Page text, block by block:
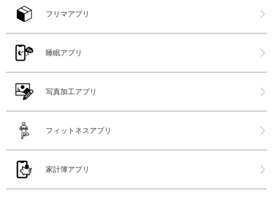
フリマアプリ
睡眠アプリ
写真加工アプリ
フィットネスアプリ
家計簿アプリ